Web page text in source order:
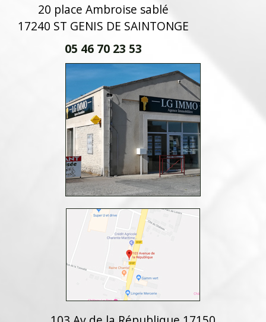
20 place Ambroise sablé
17240 ST GENIS DE SAINTONGE
05 46 70 23 53